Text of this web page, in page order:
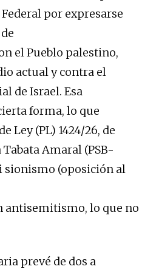
por expresarse
el Pueblo palestino,
actual y contra el
de Israel. Esa
forma, lo que
Ley (PL) 1424/26, de
Amaral (PSB-
sionismo (oposición al
antisemitismo, lo que no
prevé de dos a